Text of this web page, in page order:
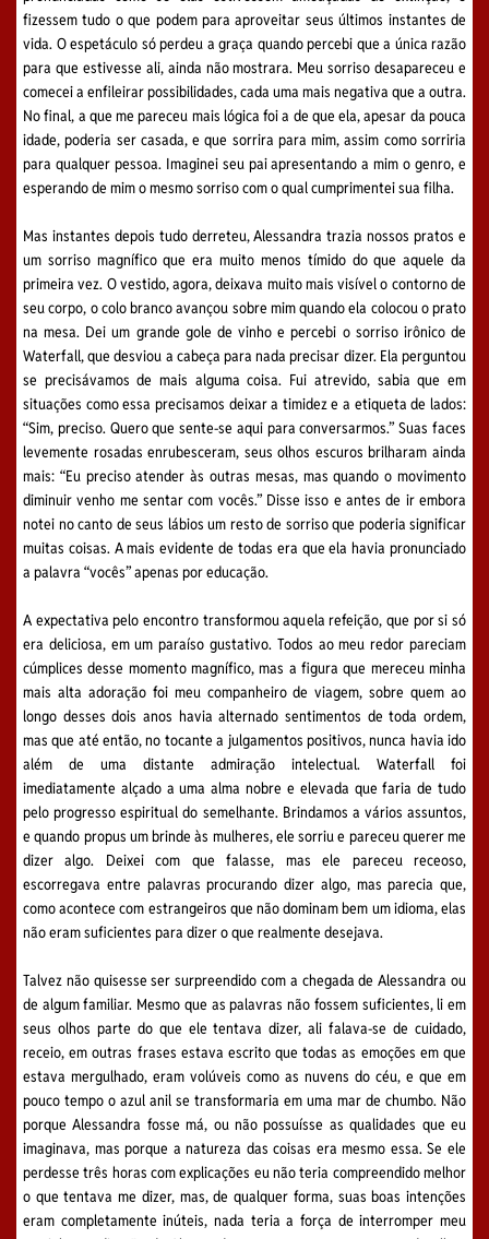
fizessem tudo o que podem para aproveitar seus últimos instantes de
vida. O espetáculo só perdeu a graça quando percebi que a única razão
para que estivesse ali, ainda não mostrara. Meu sorriso desapareceu e
comecei a enfileirar possibilidades, cada uma mais negativa que a outra.
No final, a que me pareceu mais lógica foi a de que ela, apesar da pouca
idade, poderia ser casada, e que sorrira para mim, assim como sorriria
para qualquer pessoa. Imaginei seu pai apresentando a mim o genro, e
esperando de mim o mesmo sorriso com o qual cumprimentei sua filha.
Mas instantes depois tudo derreteu, Alessandra trazia nossos pratos e
um sorriso magnífico que era muito menos tímido do que aquele da
primeira vez. O vestido, agora, deixava muito mais visível o contorno de
seu corpo, o colo branco avançou sobre mim quando ela colocou o prato
na mesa. Dei um grande gole de vinho e percebi o sorriso irônico de
Waterfall, que desviou a cabeça para nada precisar dizer. Ela perguntou
se precisávamos de mais alguma coisa. Fui atrevido, sabia que em
situações como essa precisamos deixar a timidez e a etiqueta de lados:
“Sim, preciso. Quero que sente-se aqui para conversarmos.” Suas faces
levemente rosadas enrubesceram, seus olhos escuros brilharam ainda
mais: “Eu preciso atender às outras mesas, mas quando o movimento
diminuir venho me sentar com vocês.” Disse isso e antes de ir embora
notei no canto de seus lábios um resto de sorriso que poderia significar
muitas coisas. A mais evidente de todas era que ela havia pronunciado
a palavra “vocês” apenas por educação.
A expectativa pelo encontro transformou aquela refeição, que por si só
era deliciosa, em um paraíso gustativo. Todos ao meu redor pareciam
cúmplices desse momento magnífico, mas a figura que mereceu minha
mais alta adoração foi meu companheiro de viagem, sobre quem ao
longo desses dois anos havia alternado sentimentos de toda ordem,
mas que até então, no tocante a julgamentos positivos, nunca havia ido
além de uma distante admiração intelectual. Waterfall foi
imediatamente alçado a uma alma nobre e elevada que faria de tudo
pelo progresso espiritual do semelhante. Brindamos a vários assuntos,
e quando propus um brinde às mulheres, ele sorriu e pareceu querer me
dizer algo. Deixei com que falasse, mas ele pareceu receoso,
escorregava entre palavras procurando dizer algo, mas parecia que,
como acontece com estrangeiros que não dominam bem um idioma, elas
não eram suficientes para dizer o que realmente desejava.
Talvez não quisesse ser surpreendido com a chegada de Alessandra ou
de algum familiar. Mesmo que as palavras não fossem suficientes, li em
seus olhos parte do que ele tentava dizer, ali falava-se de cuidado,
receio, em outras frases estava escrito que todas as emoções em que
estava mergulhado, eram volúveis como as nuvens do céu, e que em
pouco tempo o azul anil se transformaria em uma mar de chumbo. Não
porque Alessandra fosse má, ou não possuísse as qualidades que eu
imaginava, mas porque a natureza das coisas era mesmo essa. Se ele
perdesse três horas com explicações eu não teria compreendido melhor
o que tentava me dizer, mas, de qualquer forma, suas boas intenções
eram completamente inúteis, nada teria a força de interromper meu